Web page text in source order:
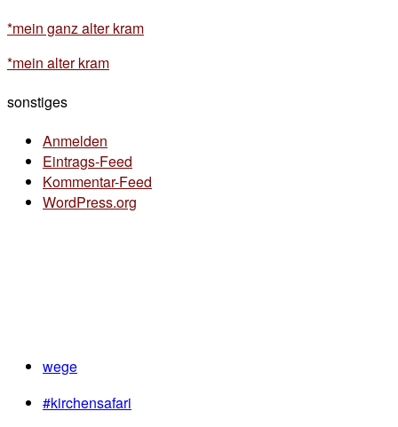
*mein ganz alter kram
*mein alter kram
sonstiges
Anmelden
Eintrags-Feed
Kommentar-Feed
WordPress.org
wege
#kirchensafari